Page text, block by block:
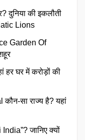
दुनिया की इकलौती
Lions
Garden Of
हर घर में करोड़ों की
सा राज्य है? यहां
जानिए क्यों